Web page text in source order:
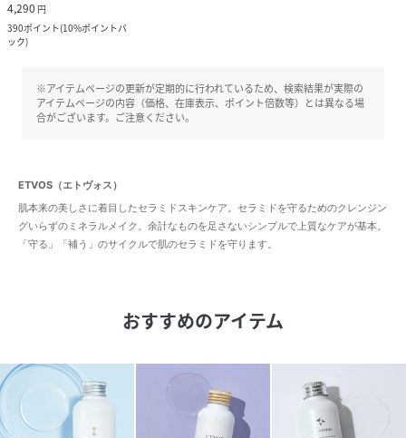
4,290 円
390ポイント(10%ポイントバ
ック)
※アイテムページの更新が定期的に行われているため、検索結果が実際の
アイテムページの内容（価格、在庫表示、ポイント倍数等）とは異なる場
合がございます。ご注意ください。
ETVOS（エトヴォス）
肌本来の美しさに着目したセラミドスキンケア。セラミドを守るためのクレンジン
グいらずのミネラルメイク。余計なものを足さないシンプルで上質なケアが基本。
「守る」「補う」のサイクルで肌のセラミドを守ります。
おすすめのアイテム